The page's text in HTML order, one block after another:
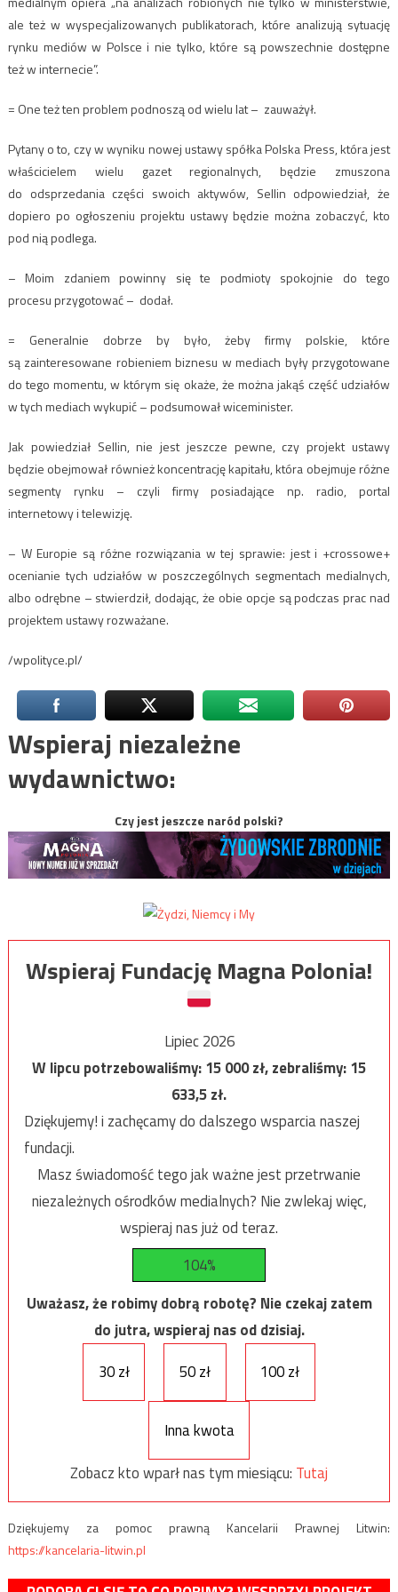
ale też w wyspecjalizowanych publikatorach, które analizują sytuację
rynku mediów w Polsce i nie tylko, które są powszechnie dostępne
też w internecie”.
= One też ten problem podnoszą od wielu lat – zauważył.
Pytany o to, czy w wyniku nowej ustawy spółka Polska Press, która jest
właścicielem wielu gazet regionalnych, będzie zmuszona
do odsprzedania części swoich aktywów, Sellin odpowiedział, że
dopiero po ogłoszeniu projektu ustawy będzie można zobaczyć, kto
pod nią podlega.
– Moim zdaniem powinny się te podmioty spokojnie do tego
procesu przygotować – dodał.
= Generalnie dobrze by było, żeby firmy polskie, które
są zainteresowane robieniem biznesu w mediach były przygotowane
do tego momentu, w którym się okaże, że można jakąś część udziałów
w tych mediach wykupić – podsumował wiceminister.
Jak powiedział Sellin, nie jest jeszcze pewne, czy projekt ustawy
będzie obejmował również koncentrację kapitału, która obejmuje różne
segmenty rynku – czyli firmy posiadające np. radio, portal
internetowy i telewizję.
– W Europie są różne rozwiązania w tej sprawie: jest i +crossowe+
ocenianie tych udziałów w poszczególnych segmentach medialnych,
albo odrębne – stwierdził, dodając, że obie opcje są podczas prac nad
projektem ustawy rozważane.
/wpolityce.pl/
Wspieraj niezależne
wydawnictwo:
Czy jest jeszcze naród polski?
Wspieraj Fundację Magna Polonia!
Lipiec 2026
W lipcu potrzebowaliśmy:15 000zł, zebraliśmy:15
633,5zł.
Dziękujemy! i zachęcamy do dalszego wsparcia naszej
fundacji.
Masz świadomość tego jak ważne jest przetrwanie
niezależnych ośrodków medialnych? Nie zwlekaj więc,
wspieraj nas już od teraz.
104%
Uważasz, że robimy dobrą robotę? Nie czekaj zatem
do jutra, wspieraj nas od dzisiaj.
30 zł
50 zł 100 zł
Inna kwota
Zobacz kto wparł nas tym miesiącu: Tutaj
Dziękujemy za pomoc prawną Kancelarii Prawnej Litwin:
https://kancelaria-litwin.pl